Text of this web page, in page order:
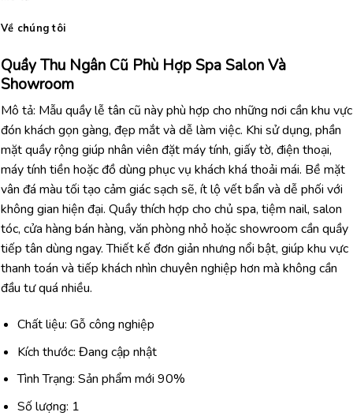
Về chúng tôi
Quầy Thu Ngân Cũ Phù Hợp Spa Salon Và
Showroom
Mô tả: Mẫu quầy lễ tân cũ này phù hợp cho những nơi cần khu vực
đón khách gọn gàng, đẹp mắt và dễ làm việc. Khi sử dụng, phần
mặt quầy rộng giúp nhân viên đặt máy tính, giấy tờ, điện thoại,
máy tính tiền hoặc đồ dùng phục vụ khách khá thoải mái. Bề mặt
vân đá màu tối tạo cảm giác sạch sẽ, ít lộ vết bẩn và dễ phối với
không gian hiện đại. Quầy thích hợp cho chủ spa, tiệm nail, salon
tóc, cửa hàng bán hàng, văn phòng nhỏ hoặc showroom cần quầy
tiếp tân dùng ngay. Thiết kế đơn giản nhưng nổi bật, giúp khu vực
thanh toán và tiếp khách nhìn chuyên nghiệp hơn mà không cần
đầu tư quá nhiều.
Chất liệu: Gỗ công nghiệp
Kích thước: Đang cập nhật
Tình Trạng: Sản phẩm mới 90%
Số lượng: 1